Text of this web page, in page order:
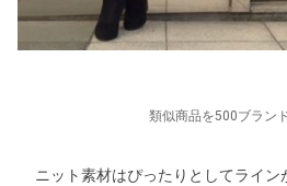
類似商品を500ブラン
ニット素材はぴったりとしてライン